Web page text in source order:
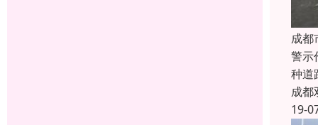
成都
警示
种道
成都
19-